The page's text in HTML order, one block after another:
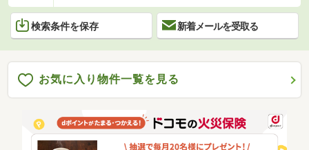
検索条件を保存 新着メールを受取る
お気に入り物件一覧を見る